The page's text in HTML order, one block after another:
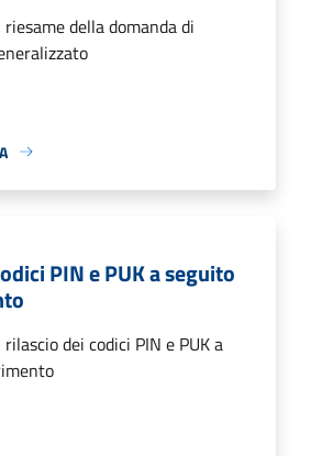
della domanda di
PIN e PUK a seguito
dei codici PIN e PUK a